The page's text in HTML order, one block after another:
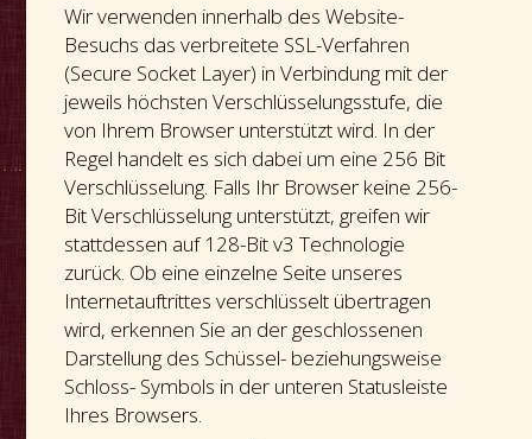
Wir verwenden innerhalb des Website-
Besuchs das verbreitete SSL-Verfahren
(Secure Socket Layer) in Verbindung mit der
jeweils höchsten Verschlüsselungsstufe, die
von Ihrem Browser unterstützt wird. In der
Regel handelt es sich dabei um eine 256 Bit
Verschlüsselung. Falls Ihr Browser keine 256-
Bit Verschlüsselung unterstützt, greifen wir
stattdessen auf 128-Bit v3 Technologie
zurück. Ob eine einzelne Seite unseres
Internetauftrittes verschlüsselt übertragen
wird, erkennen Sie an der geschlossenen
Darstellung des Schüssel- beziehungsweise
Schloss- Symbols in der unteren Statusleiste
Ihres Browsers.